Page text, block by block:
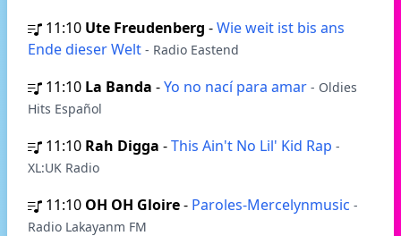
11:10 Ute Freudenberg -Wie weit ist bis ans
Ende dieser Welt - Radio Eastend
11:10 La Banda -Yo no nací para amar - Oldies
Hits Español
11:10 Rah Digga -This Ain't No Lil' Kid Rap -
XL:UK Radio
11:10 OH OH Gloire- Paroles-Mercelynmusic -
Radio Lakayanm FM